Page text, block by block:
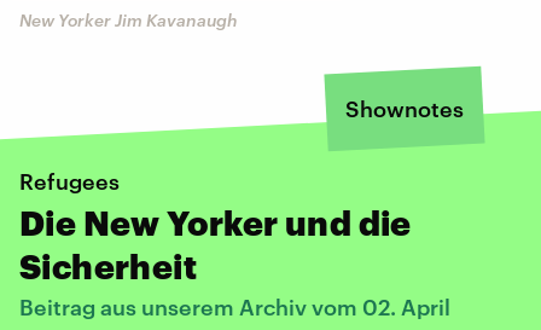
New Yorker Jim Kavanaugh
Shownotes
Refugees
Die New Yorker und die
Sicherheit
Beitrag aus unserem Archiv vom 02. April